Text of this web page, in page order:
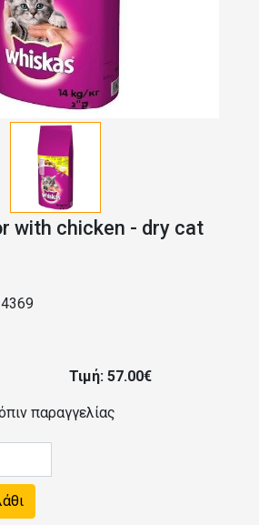
with chicken - dry cat
Τιμή: 57.00€
παραγγελίας